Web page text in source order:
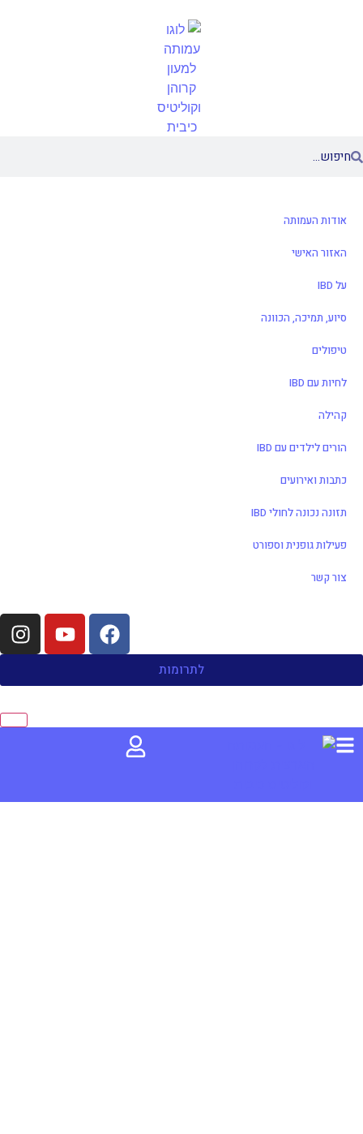
אודות העמותה
האזור האישי
על IBD
סיוע, תמיכה, הכוונה
טיפולים
לחיות עם IBD
קהילה
הורים לילדים עם IBD
כתבות ואירועים
תזונה נכונה לחולי IBD
פעילות גופנית וספורט
צור קשר
לתרומות